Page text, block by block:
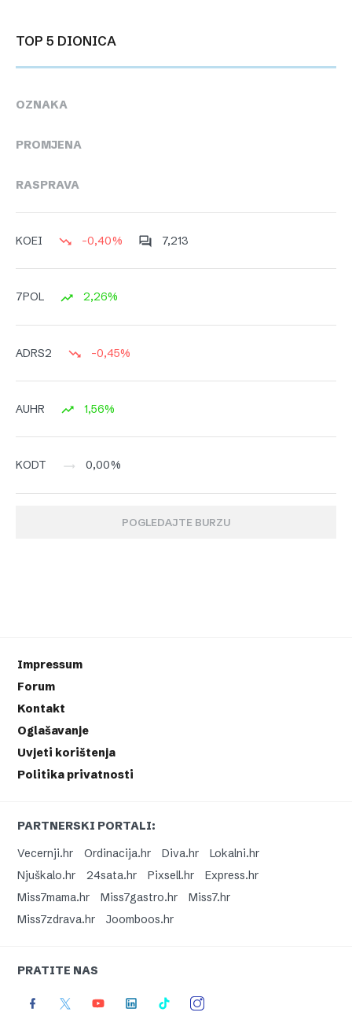
TOP 5 DIONICA
OZNAKA
PROMJENA
RASPRAVA
KOEI -0,40% 7,213
7POL 2,26%
ADRS2 -0,45%
AUHR 1,56%
KODT 0,00%
POGLEDAJTE BURZU
Impressum
Forum
Kontakt
Oglašavanje
Uvjeti korištenja
Politika privatnosti
PARTNERSKI PORTALI:
Vecernji.hr
Ordinacija.hr Diva.hr
Lokalni.hr
Njuškalo.hr
24sata.hr Pixsell.hr
Express.hr
Miss7mama.hr
Miss7gastro.hr
Miss7.hr
Miss7zdrava.hr
Joomboos.hr
PRATITE NAS